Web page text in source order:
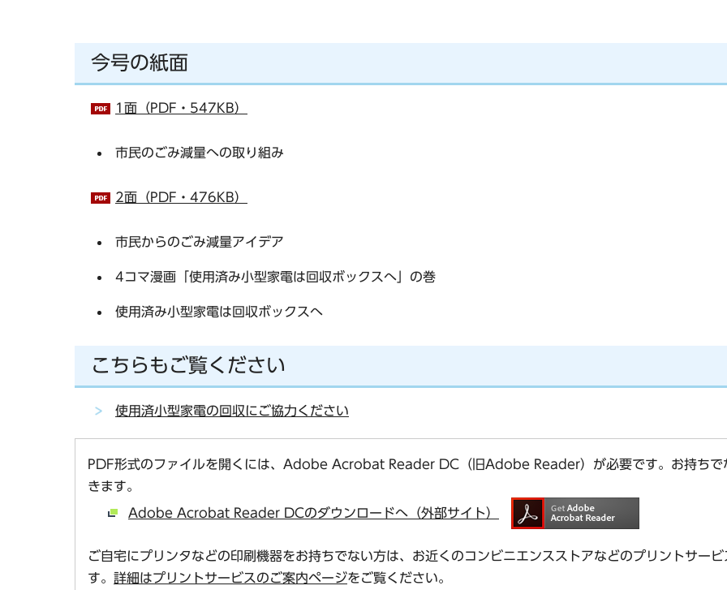
今号の紙面
1面（PDF・547KB）
市民のごみ減量への取り組み
2面（PDF・476KB）
市民からのごみ減量アイデア
4コマ漫画「使用済み小型家電は回収ボックスへ」の巻
使用済み小型家電は回収ボックスへ
こちらもご覧ください
使用済小型家電の回収にご協力ください
PDF形式のファイルを開くには、Adobe Acrobat Reader DC（旧Adobe Reader）が必要です。お持ちで
きます。
Adobe Acrobat Reader DCのダウンロードへ（外部サイト）
ご自宅にプリンタなどの印刷機器をお持ちでない方は、お近くのコンビニエンスストアなどのプリントサー
す。 詳細はプリントサービスのご案内ページをご覧ください。